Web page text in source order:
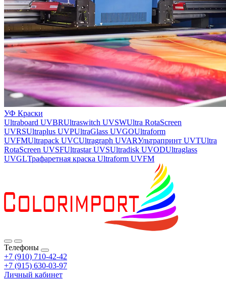
УФ Краски
Ultraboard UVBRUltraswitch UVSWUltra RotaScreen
UVRSUltraplus UVPUltraGlass UVGOUltraform
UVFMUltrapack UVCUltragraph UVARУльтрапринт UVTUltra
RotaScreen UVSFUltrastar UVSUltradisk UVODUltraglass
UVGLТрафаретная краска Ultraform UVFM
Телефоны
+7 (910) 710-42-42
+7 (915) 630-03-97
Личный кабинет